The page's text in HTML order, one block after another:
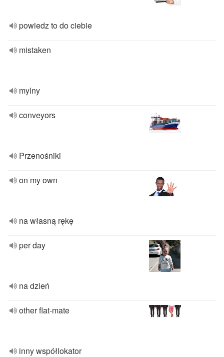
powiedz to do ciebie
mistaken
mylny
conveyors
Przenośniki
on my own
na własną rękę
per day
na dzień
other flat-mate
inny współlokator